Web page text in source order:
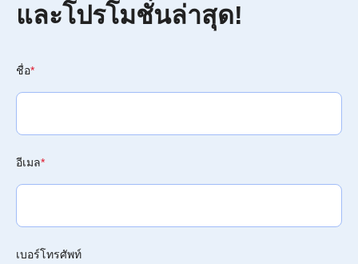
และโปรโมชั่นล่าสุด!
ชื่อ*
อีเมล*
เบอร์โทรศัพท์